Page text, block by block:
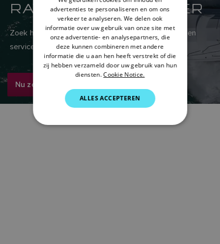
RAYMARINE-VERKOPER
Zoek hier in het wereldwijde netwerk van verkoop- en
servicedealers van Raymarine
Nu zoeken
DANISH
ITALIAN
SWEDISH
GERMAN
DUTCH
SPANISH
FINNISH
advertenties te personaliseren en om ons
verkeer te analyseren. We delen ook
informatie over uw gebruik van onze site met
onze advertentie- en analysepartners, die
deze kunnen combineren met andere
informatie die u aan hen heeft verstrekt of die
zij hebben verzameld door uw gebruik van hun
diensten. Cookie Notice.
ALLES ACCEPTEREN